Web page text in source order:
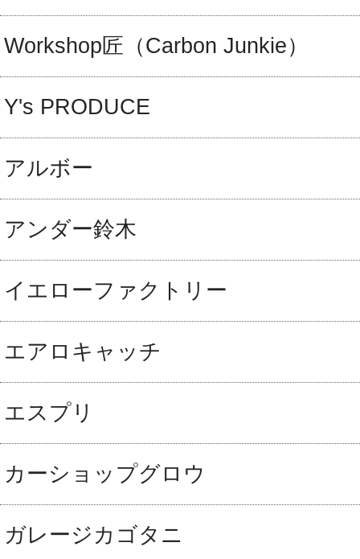
Workshop匠（Carbon Junkie）
Y's PRODUCE
アルボー
アンダー鈴木
イエローファクトリー
エアロキャッチ
エスプリ
カーショップグロウ
ガレージカゴタニ